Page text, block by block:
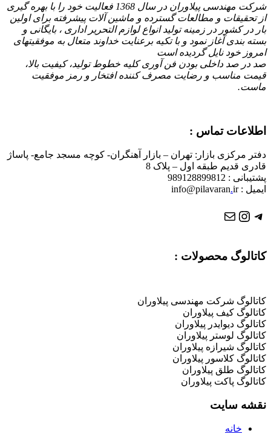
شرکت مهندسی پیلاوران در سال 1368 فعالیت خود را با بهره گیری
از تحقیقات و مطالعات گسترده و ماشین آلات پیشرفته برای اولین
بار در کشور در زمینه تولید انواع لوازم التحریر اداری ، بایگانی و
بسته بندی آغاز نمود و با تكیه برعنایت خداوند متعال به موفقیتهای
امروز خود نایل گردیده است
صد در صد داخلی بودن فن آوری کلیه خطوط تولید، کیفیت بالا،
قیمت مناسب و رضایت مصرف کننده افتخار و رمز موفقیت
ماست.
اطلاعات تماس :
دفتر مرکزی بازار: تهران – بازار آهنگران- کوچه مسجد جامع- پاساژ
قادری قدیم طبقه اول – پلاک 8
پشتیبانی : 989128899812
ایمیل : info@pilavaran .ir
تلگرام
اینستاگرم
ایمیل
کاتالوگ محصولات :
کاتالوگ شرکت مهندسی پیلاوران
کاتالوگ کیف پیلاوران
کاتالوگ دیوایدر پیلاوران
کاتالوگ لوستر پیلاوران
کاتالوگ شیرازه پیلاوران
کاتالوگ کلاسور پیلاوران
کاتالوگ طلق پیلاوران
کاتالوگ پاکت پیلاوران
نقشه سایت
خانه